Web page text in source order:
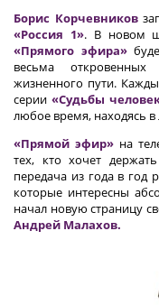
Борис Корчевников
«Россия 1». В новом
«Прямого эфира»
весьма
жизненного пути.
серии «Судьбы
любое время, находясь
«Прямой эфир» на
тех, кто хочет
передача из года в год
которые интересны
начал новую страницу
Андрей Малахов.